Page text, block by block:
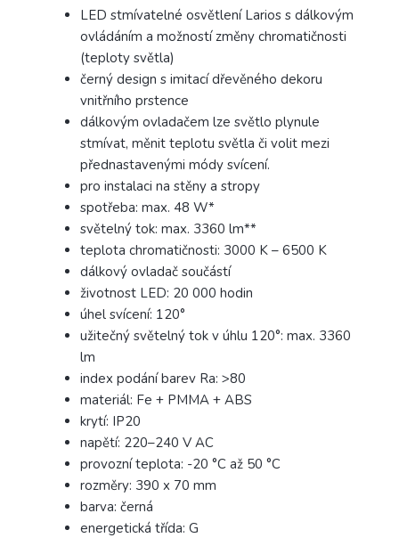
LED stmívatelné osvětlení Larios s dálkovým
ovládáním a možností změny chromatičnosti
(teploty světla)
černý design s imitací dřevěného dekoru
vnitřního prstence
dálkovým ovladačem lze světlo plynule
stmívat, měnit teplotu světla či volit mezi
přednastavenými módy svícení.
pro instalaci na stěny a stropy
spotřeba: max. 48 W*
světelný tok: max. 3360 lm**
teplota chromatičnosti: 3000 K – 6500 K
dálkový ovladač součástí
životnost LED: 20 000 hodin
úhel svícení: 120°
užitečný světelný tok v úhlu 120°: max. 3360
lm
index podání barev Ra: >80
materiál: Fe + PMMA + ABS
krytí: IP20
napětí: 220–240 V AC
provozní teplota: -20 °C až 50 °C
rozměry: 390 x 70 mm
barva: černá
energetická třída: G